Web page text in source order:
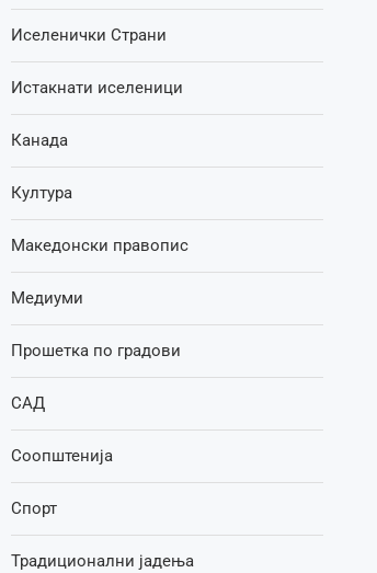
Иселенички Страни
Истакнати иселеници
Канада
Култура
Македонски правопис
Медиуми
Прошетка по градови
САД
Соопштенија
Спорт
Традиционални јадења